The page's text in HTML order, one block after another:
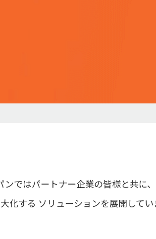
ではパートナー企業の皆様と共に、
化する ソリューションを展開してい